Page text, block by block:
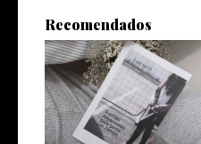
Recomendados
Más cronopio